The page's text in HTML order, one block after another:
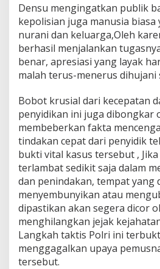
Densu mengingatkan publik
kepolisian juga manusia
nurani dan keluarga,Oleh
berhasil menjalankan
benar, apresiasi yang layak
malah terus-menerus dihujani
Bobot krusial dari kecepatan
penyidikan ini juga dibongkar
membeberkan fakta
tindakan cepat dari penyidik
bukti vital kasus tersebut ,
terlambat sedikit saja dalam
dan penindakan, tempat yang
menyembunyikan atau
dipastikan akan segera dicor
menghilangkan jejak
Langkah taktis Polri ini
menggagalkan upaya
tersebut.